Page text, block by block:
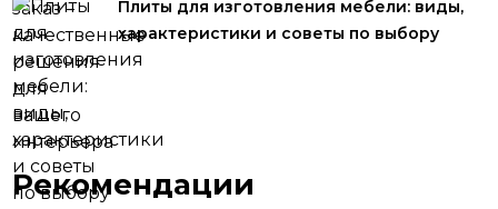
Плиты для изготовления мебели: виды,
характеристики и советы по выбору
Рекомендации